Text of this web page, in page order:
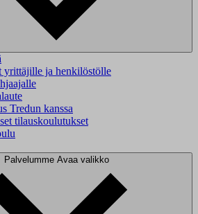
yrittäjille ja henkilöstölle
Tredun kanssa
tilauskoulutukset
Palvelumme Avaa valikko